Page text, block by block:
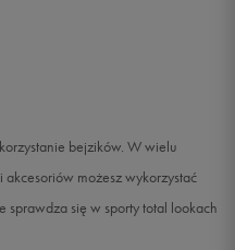
bejzików. W wielu
akcesoriów możesz wykorzystać
sprawdza się w sporty total lookach